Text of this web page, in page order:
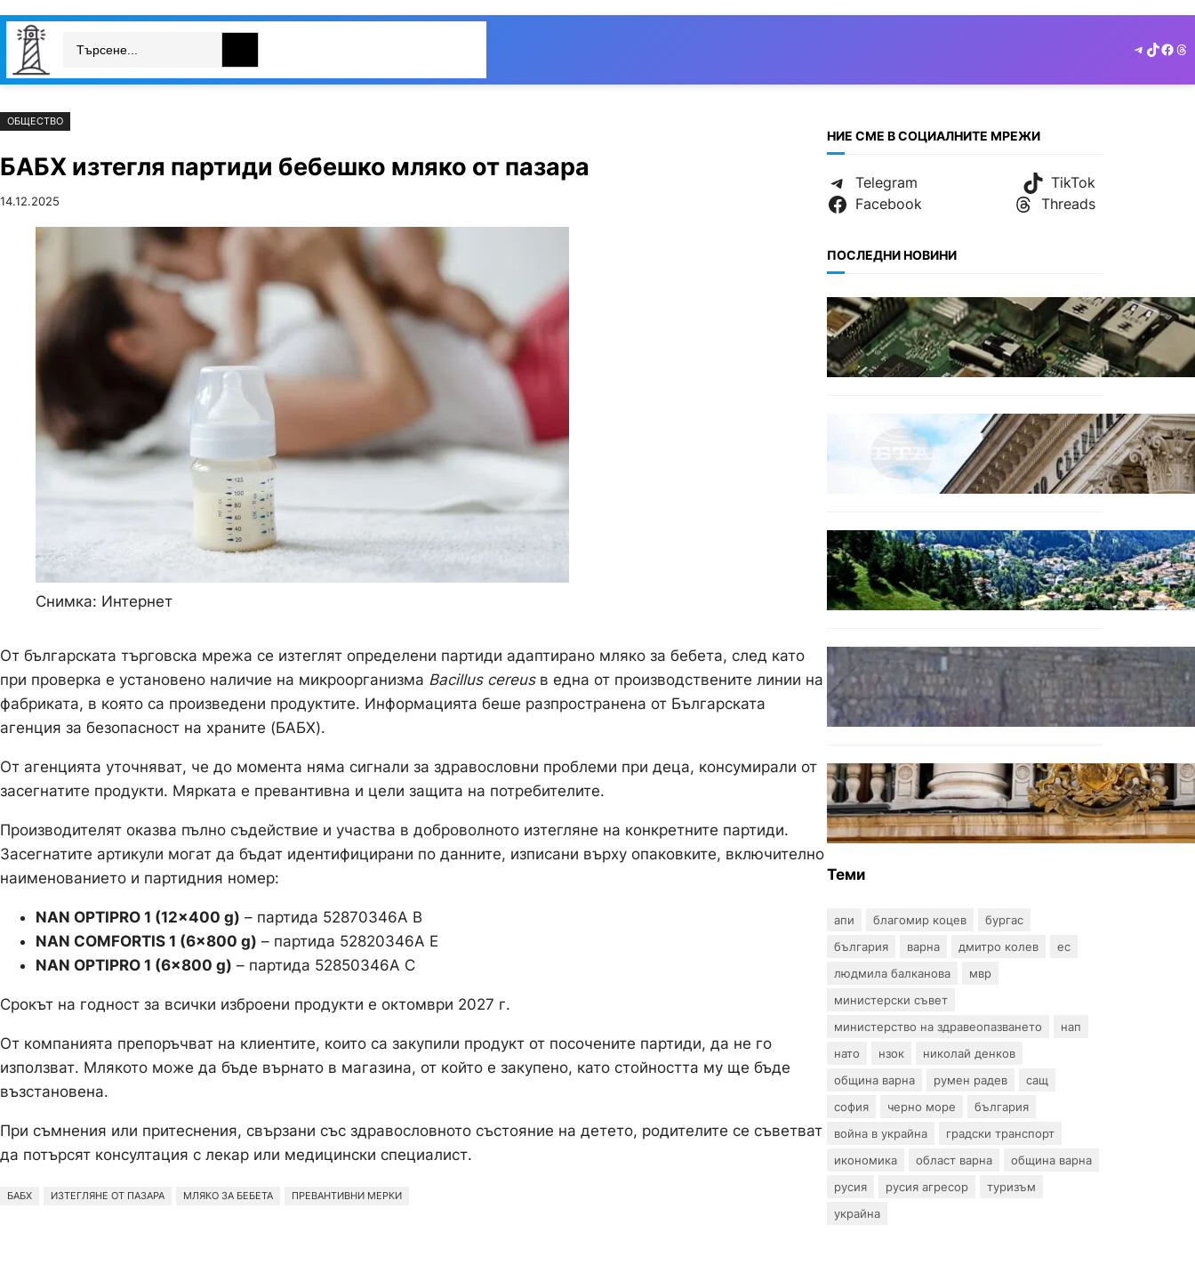
Към
съдържанието
Skip
cont
Telegram
TikTok
ОБЩЕСТВО
БАБХ изтегля партиди бебешко мляко от пазара
14.12.2025
Снимка: Интернет
От българската търговска мрежа се изтеглят определени партиди адаптирано мляко за бебета, след като
при проверка е установено наличие на микроорганизма Bacillus cereusв една от производствените линии на
фабриката, в която са произведени продуктите. Информацията беше разпространена от Българската
агенция за безопасност на храните (БАБХ).
От агенцията уточняват, че до момента няма сигнали за здравословни проблеми при деца, консумирали от
засегнатите продукти. Мярката е превантивна и цели защита на потребителите.
Производителят оказва пълно съдействие и участва в доброволното изтегляне на конкретните партиди.
Засегнатите артикули могат да бъдат идентифицирани по данните, изписани върху опаковките, включително
наименованието и партидния номер:
NAN OPTIPRO 1 (12×400 g) – партида 52870346A B
NAN COMFORTIS 1 (6×800 g) – партида 52820346A E
NAN OPTIPRO 1 (6×800 g) – партида 52850346A C
Срокът на годност за всички изброени продукти е октомври 2027 г.
От компанията препоръчват на клиентите, които са закупили продукт от посочените партиди, да не го
използват. Млякото може да бъде върнато в магазина, от който е закупено, като стойността му ще бъде
възстановена.
При съмнения или притеснения, свързани със здравословното състояние на детето, родителите се съветват
да потърсят консултация с лекар или медицински специалист.
БАБХ ИЗТЕГЛЯНЕ ОТ ПАЗАРА МЛЯКО ЗА БЕБЕТА ПРЕВАНТИВНИ МЕРКИ
НИЕ СМЕ В СОЦИАЛНИТЕ МРЕЖИ
Telegram
TikTok
Facebook
Threads
ПОСЛЕДНИ НОВИНИ
ИКОНОМИКА
Кои българи се осигуряват
на новия таван от 2300
евро.
БЕЗ КАТЕГОРИЯ
Дрон се взриви край
Кардам: България търси
отговори за произхода му.
БЪЛГАРИЯ
Полицията алармира за
нова схема с фалшиви
лечители и „вълшебни“
мехлеми
БЪЛГАРИЯ
Ограничават движението
по улица „Вълноломна“ във
Варна
БЪЛГАРИЯ
Дрон навлезе в България
край границата с Румъния
Теми
апи благомир коцев
бургас
българия
варна дмитро колев
ес
людмила балканова
мвр
министерски съвет
министерство на здравеопазването
нап
нато
нзок
николай денков
община варна
румен радев
сащ
софия
черно море
българия
война в украйна
градски транспорт
икономика
област варна
община варна
русия
русия агресор
туризъм
украйна